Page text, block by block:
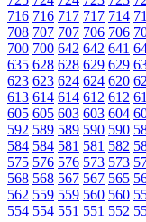
716 716 717 717 714
708 707 707 706 706
700 700 642 642 641
635 628 628 629 629
623 623 624 624 620
613 614 614 612 612
605 605 603 603 604
592 589 589 590 590
584 584 581 581 582
575 576 576 573 573
568 568 567 567 565
562 559 559 560 560
554 554 551 551 552